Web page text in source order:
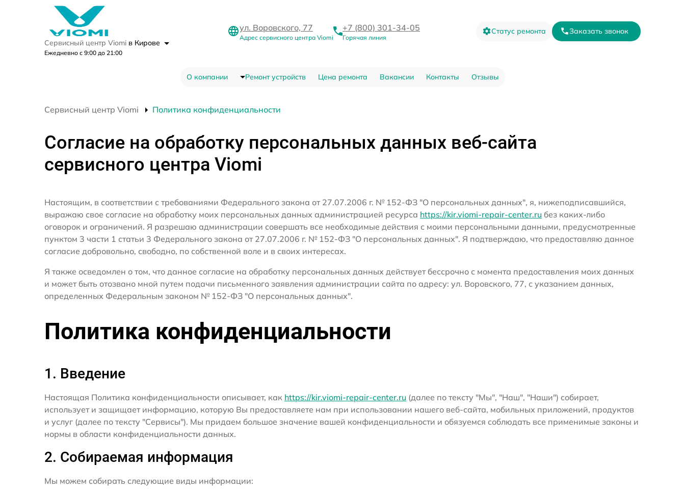
Сервисный центр Viomi в Кирове
Ежедневно с 9:00 до 21:00
ул. Воровского, 77
Адрес сервисного центра Viomi
+7 (800) 301-34-05
Горячая линия
Статус ремонта Заказать звонок
О компании Ремонт устройств Цена ремонта Вакансии Контакты Отзывы
Сервисный центр Viomi Политика конфиденциальности
Согласие на обработку персональных данных веб-сайта
сервисного центра Viomi
Настоящим, в соответствии с требованиями Федерального закона от 27.07.2006 г. № 152-ФЗ "О персональных данных", я, нижеподписавшийся,
выражаю свое согласие на обработку моих персональных данных администрацией ресурса https://kir.viomi-repair-center.ru без каких-либо
оговорок и ограничений. Я разрешаю администрации совершать все необходимые действия с моими персональными данными, предусмотренные
пунктом 3 части 1 статьи 3 Федерального закона от 27.07.2006 г. № 152-ФЗ "О персональных данных". Я подтверждаю, что предоставляю данное
согласие добровольно, свободно, по собственной воле и в своих интересах.
Я также осведомлен о том, что данное согласие на обработку персональных данных действует бессрочно с момента предоставления моих данных
и может быть отозвано мной путем подачи письменного заявления администрации сайта по адресу: ул. Воровского, 77, с указанием данных,
определенных Федеральным законом № 152-ФЗ "О персональных данных".
Политика конфиденциальности
1. Введение
Настоящая Политика конфиденциальности описывает, как https://kir.viomi-repair-center.ru (далее по тексту "Мы", "Наш", "Наши") собирает,
использует и защищает информацию, которую Вы предоставляете нам при использовании нашего веб-сайта, мобильных приложений, продуктов
и услуг (далее по тексту "Сервисы"). Мы придаем большое значение вашей конфиденциальности и обязуемся соблюдать все применимые законы и
нормы в области конфиденциальности данных.
2. Собираемая информация
Мы можем собирать следующие виды информации: